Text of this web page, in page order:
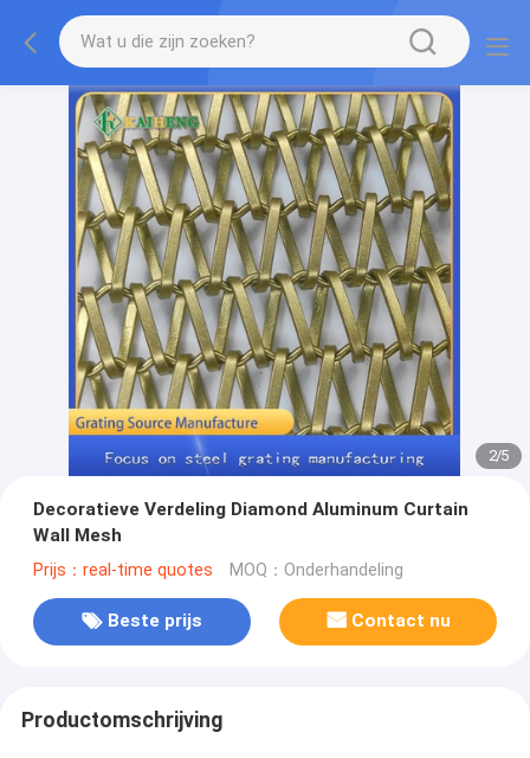
2/5
Decoratieve Verdeling Diamond Aluminum Curtain
Wall Mesh
Prijs：real-time quotes MOQ：Onderhandeling
Beste prijs Contact nu
Productomschrijving